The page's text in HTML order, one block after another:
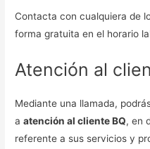
Contacta con cualquiera de
forma gratuita en el horario
Atención al
Mediante una llamada,
aatención al cliente BQ, en
referente a sus servicios y